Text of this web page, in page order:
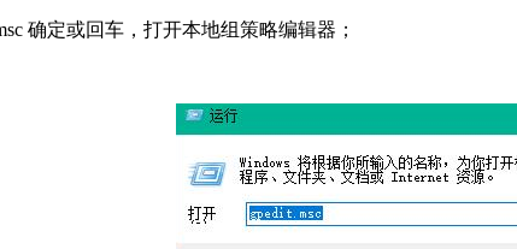
确定或回车，打开本地组策略编辑器；